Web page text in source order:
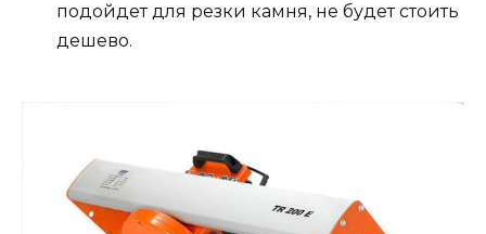
подойдет для резки камня, не будет стоить
дешево.